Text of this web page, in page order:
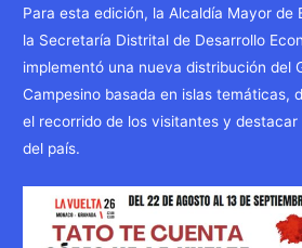
Para esta edición, la Alcaldía Mayor de
la Secretaría Distrital de Desarrollo
implementó una nueva distribución del
Campesino basada en islas temáticas,
el recorrido de los visitantes y destacar
del país.